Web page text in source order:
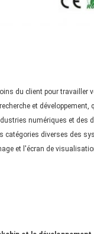
du client pour
et
numériques et des
catégories diverses des
et l'écran de